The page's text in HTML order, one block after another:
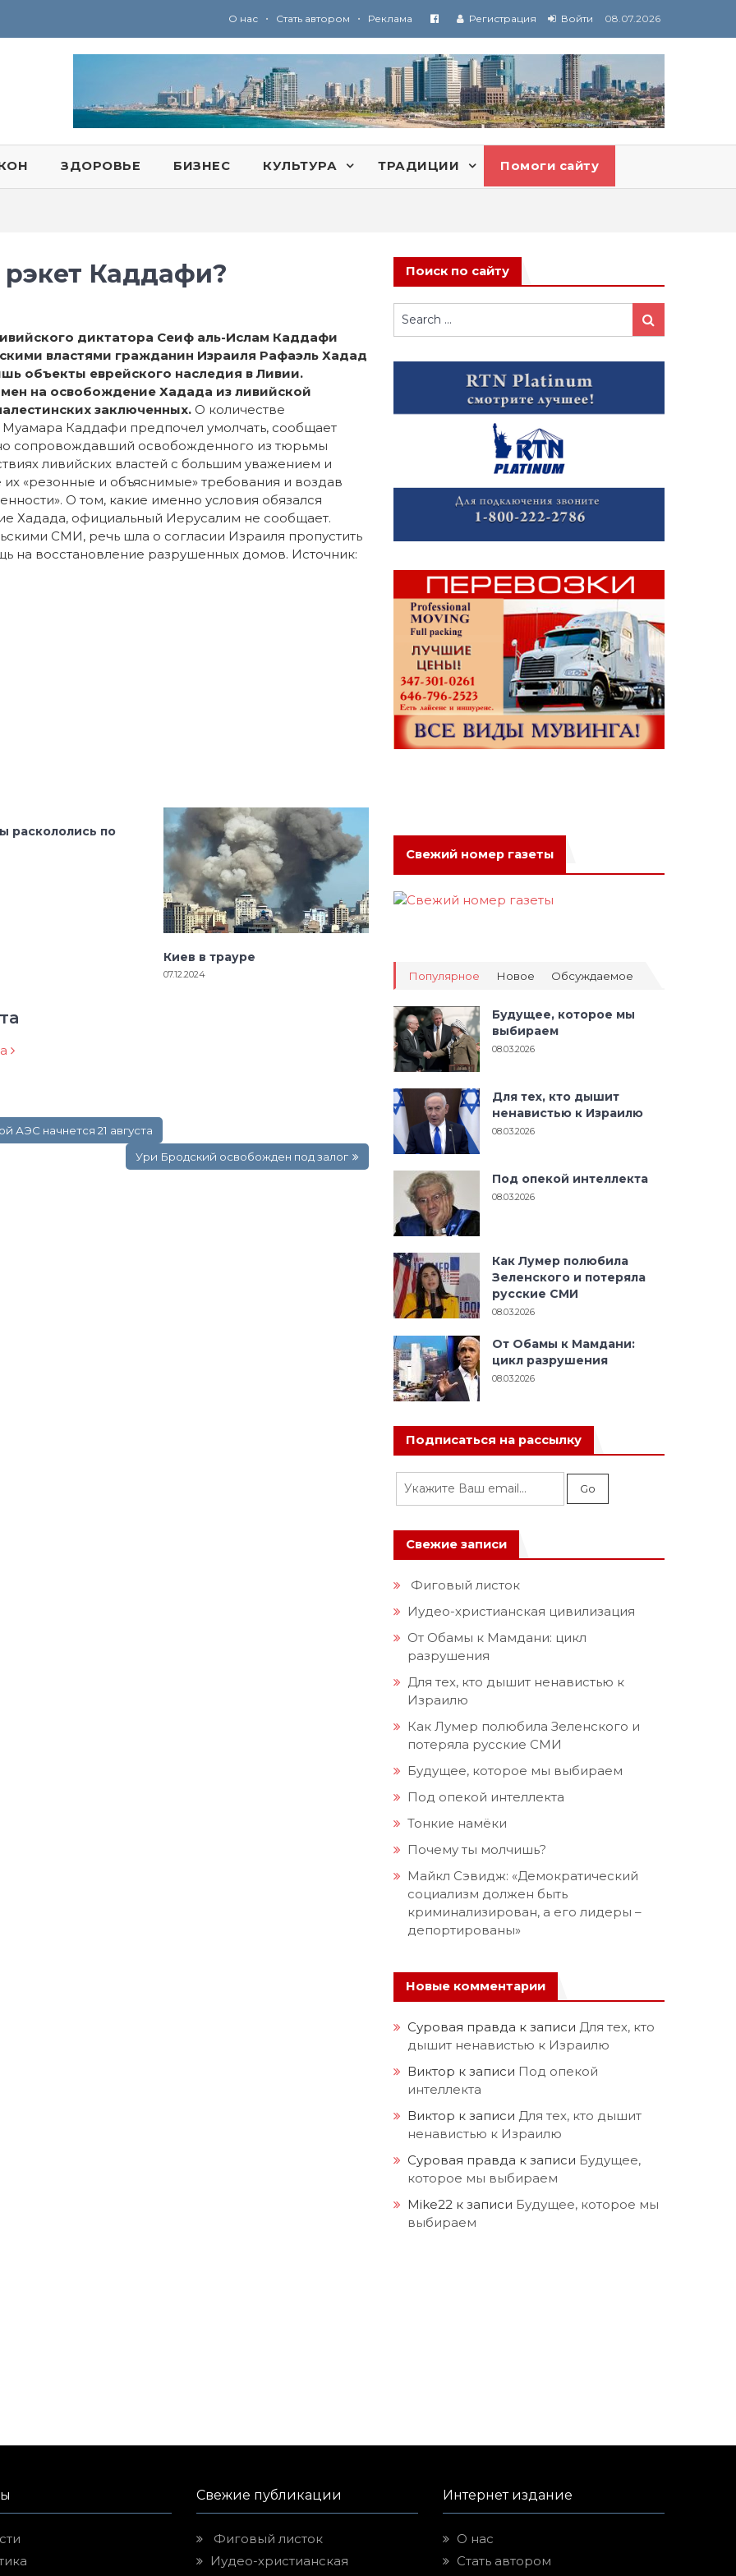
Ю
ридические услуги адвокатской коллегии «Эли Гервиц»: полное сопровождение на всех этапах
О нас • Стать автором • Реклама Регистрация Войти 08.07.2026
ЗДОРОВЬЕ БИЗНЕС КУЛЬТУРА ТРАДИЦИИ Помоги сайту
Каддафи?
диктатора Сеиф аль-Ислам Каддафи
властями гражданин Израиля Рафаэль Хадад
объекты еврейского наследия в Ливии.
на освобождение Хадада из ливийской
заключенных. О количестве
Каддафи предпочел умолчать, сообщает
сопровождавший освобожденного из тюрьмы
ливийских властей с большим уважением и
«резонные и объяснимые» требования и воздав
О том, какие именно условия обязался
Хадада, официальный Иерусалим не сообщает.
СМИ, речь шла о согласии Израиля пропустить
на восстановление разрушенных домов. Источник:
раскололись по
Киев в трауре
07.12.2024
АЭС начнется 21 августа
Ури Бродский освобожден под залог
Поиск по сайту
Search
for:
Search
Свежий номер газеты
Популярное Новое Обсуждаемое
Будущее, которое мы
выбираем
08.03.2026
Для тех, кто дышит
ненавистью к Израилю
08.03.2026
Под опекой интеллекта
08.03.2026
Как Лумер полюбила
Зеленского и потеряла
русские СМИ
08.03.2026
От Обамы к Мамдани:
цикл разрушения
08.03.2026
Подписаться на рассылку
Свежие записи
Фиговый листок
Иудео-христианская цивилизация
От Обамы к Мамдани: цикл
разрушения
Для тех, кто дышит ненавистью к
Израилю
Как Лумер полюбила Зеленского и
потеряла русские СМИ
Будущее, которое мы выбираем
Под опекой интеллекта
Тонкие намёки
Почему ты молчишь?
Майкл Сэвидж: «Демократический
социализм должен быть
криминализирован, а его лидеры –
депортированы»
Новые комментарии
Суровая правда к записи Для тех, кто
дышит ненавистью к Израилю
Виктор к записи Под опекой
интеллекта
Виктор к записи Для тех, кто дышит
ненавистью к Израилю
Суровая правда к записи Будущее,
которое мы выбираем
Mike22 к записи Будущее, которое мы
выбираем
Свежие публикации
Фиговый листок
Иудео-христианская
Интернет издание
О нас
Стать автором